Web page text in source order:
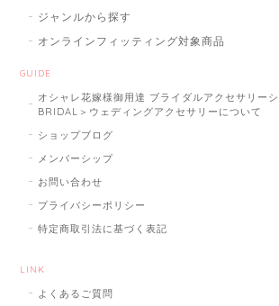
ジャンルから探す
オンラインフィッティング対象商品
GUIDE
オシャレ花嫁様御用達 ブライダルアクセサリー
BRIDAL＞ウェディングアクセサリーについて
ショップブログ
メンバーシップ
お問い合わせ
プライバシーポリシー
特定商取引法に基づく表記
LINK
よくあるご質問